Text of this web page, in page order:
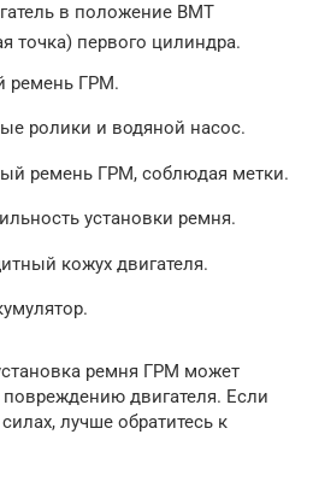
в положение ВМТ
точка) первого цилиндра.
ремень ГРМ.
ролики и водяной насос.
ремень ГРМ, соблюдая метки.
установки ремня.
кожух двигателя.
ремня ГРМ может
двигателя. Если
лучше обратитесь к